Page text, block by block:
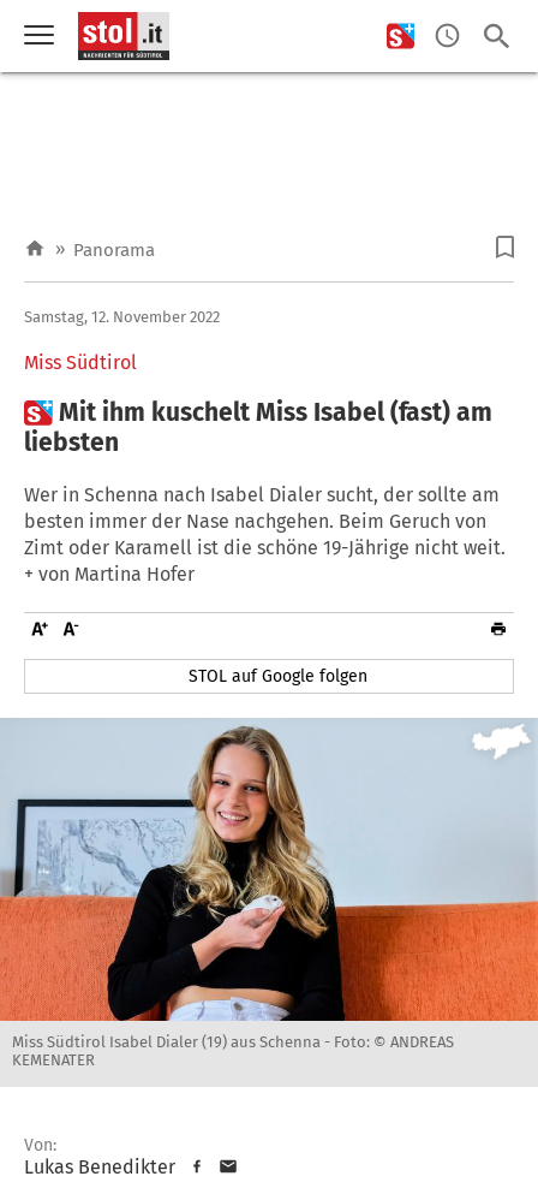
» Panorama
Miss Südtirol
Samstag, 12. November 2022
Mit ihm kuschelt Miss Isabel (fast) am
liebsten
Wer in Schenna nach Isabel Dialer sucht, der sollte am
besten immer der Nase nachgehen. Beim Geruch von
Zimt oder Karamell ist die schöne 19-Jährige nicht weit.
+ von Martina Hofer
STOL auf Google folgen
Miss Südtirol Isabel Dialer (19) aus Schenna - Foto: © ANDREAS
KEMENATER
Von:
Lukas Benedikter